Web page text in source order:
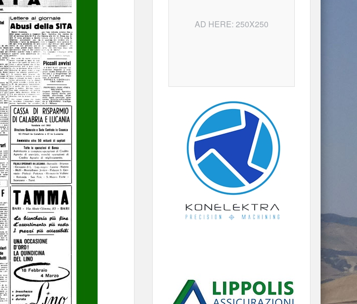
AD HERE: 250X250